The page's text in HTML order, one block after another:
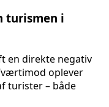
turismen i
en direkte negativ
oplever
turister – både